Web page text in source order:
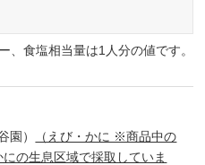
、食塩相当量は1人分の値です。
園）
（えび・かに ※商品中の
の生息区域で採取していま